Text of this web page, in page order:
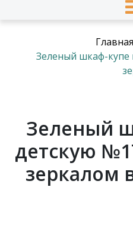
Главная
Зеленый шкаф-купе
Зеленый
детскую
зеркалом